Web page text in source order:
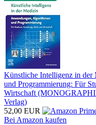
Künstliche Intelligenz in
und Programmierung: Für
Wirtschaft
Verlag)
52,00 EUR
Bei Amazon kaufen